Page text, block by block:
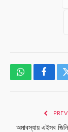
WhatsApp
অমাবস্যায় এইসব